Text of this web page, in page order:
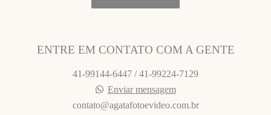
ENTRE EM CONTATO COM A GENTE
41-99144-6447 / 41-99224-7129
Enviar mensagem
contato@agatafotoevideo.com.br